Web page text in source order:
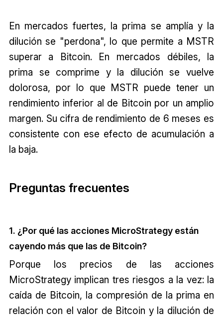
En mercados fuertes, la prima se amplía y la
dilución se "perdona", lo que permite a MSTR
superar a Bitcoin. En mercados débiles, la
prima se comprime y la dilución se vuelve
dolorosa, por lo que MSTR puede tener un
rendimiento inferior al de Bitcoin por un amplio
margen. Su cifra de rendimiento de 6 meses es
consistente con ese efecto de acumulación a
la baja.
Preguntas frecuentes
1. ¿Por qué las acciones MicroStrategy están
cayendo más que las de Bitcoin?
Porque los precios de las acciones
MicroStrategy implican tres riesgos a la vez: la
caída de Bitcoin, la compresión de la prima en
relación con el valor de Bitcoin y la dilución de